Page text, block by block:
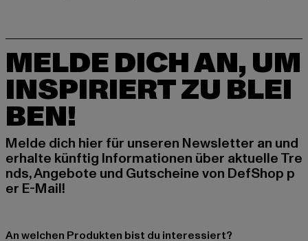
MELDE DICH AN, UM
INSPIRIERT ZU BLEI
BEN!
Melde dich hier für unseren Newsletter an und
erhalte künftig Informationen über aktuelle Tre
nds, Angebote und Gutscheine von DefShop p
er E-Mail!
An welchen Produkten bist du interessiert?